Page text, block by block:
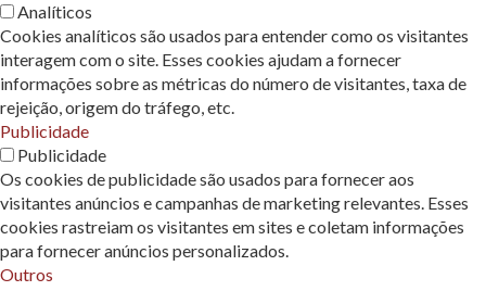
Analíticos
Cookies analíticos são usados ​​para entender como os visitantes
interagem com o site. Esses cookies ajudam a fornecer
informações sobre as métricas do número de visitantes, taxa de
rejeição, origem do tráfego, etc.
Publicidade
Publicidade
Os cookies de publicidade são usados ​​para fornecer aos
visitantes anúncios e campanhas de marketing relevantes. Esses
cookies rastreiam os visitantes em sites e coletam informações
para fornecer anúncios personalizados.
Outros